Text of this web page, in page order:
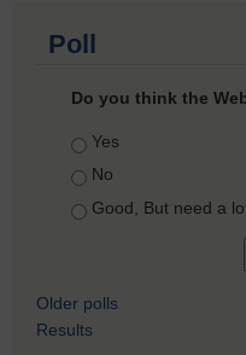
Poll
Do you think the
Choices
Yes
No
Good, But need a
Older polls
Results